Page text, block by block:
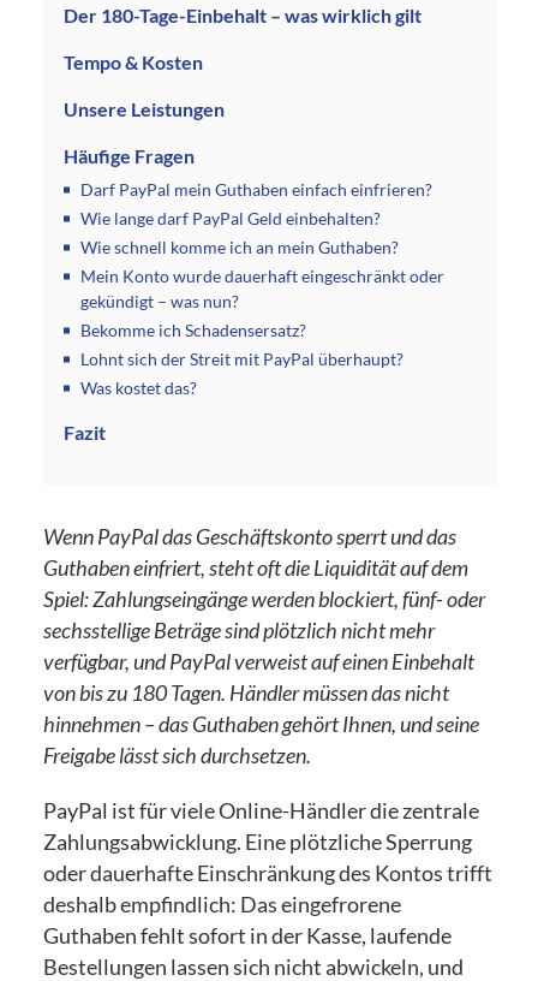
Der 180-Tage-Einbehalt – was wirklich gilt
Tempo & Kosten
Unsere Leistungen
Häufige Fragen
Darf PayPal mein Guthaben einfach einfrieren?
Wie lange darf PayPal Geld einbehalten?
Wie schnell komme ich an mein Guthaben?
Mein Konto wurde dauerhaft eingeschränkt oder
gekündigt – was nun?
Bekomme ich Schadensersatz?
Lohnt sich der Streit mit PayPal überhaupt?
Was kostet das?
Fazit
Wenn PayPal das Geschäftskonto sperrt und das
Guthaben einfriert, steht oft die Liquidität auf dem
Spiel: Zahlungseingänge werden blockiert, fünf- oder
sechsstellige Beträge sind plötzlich nicht mehr
verfügbar, und PayPal verweist auf einen Einbehalt
von bis zu 180 Tagen. Händler müssen das nicht
hinnehmen – das Guthaben gehört Ihnen, und seine
Freigabe lässt sich durchsetzen.
PayPal ist für viele Online-Händler die zentrale
Zahlungsabwicklung. Eine plötzliche Sperrung
oder dauerhafte Einschränkung des Kontos trifft
deshalb empfindlich: Das eingefrorene
Guthaben fehlt sofort in der Kasse, laufende
Bestellungen lassen sich nicht abwickeln, und